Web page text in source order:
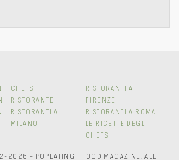
CHEFS
RISTORANTE
RISTORANTI A
MILANO
RISTORANTI A
FIRENZE
RISTORANTI A ROMA
LE RICETTE DEGLI
CHEFS
2026 - POPEATING | FOOD MAGAZINE.ALL